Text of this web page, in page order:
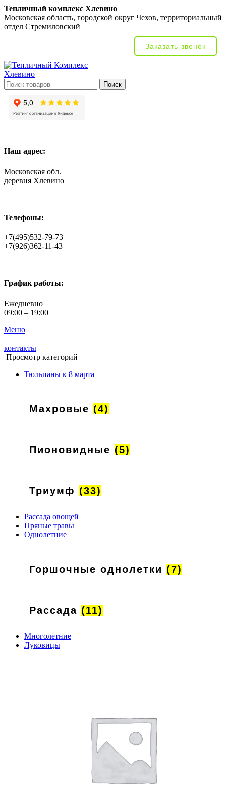
Тепличный комплекс Хлевино
Московская область, городской округ Чехов, территориальный
отдел Стремиловский
Заказать звонок
Поиск
Наш адрес:
Московская обл.
деревня Хлевино
Телефоны:
+7(495)532-79-73
+7(926)362-11-43
График работы:
Ежедневно
09:00 – 19:00
Меню
контакты
Просмотр категорий
Тюльпаны к 8 марта
Махровые (4)
Пионовидные (5)
Триумф (33)
Рассада овощей
Пряные травы
Однолетние
Горшочные однолетки (7)
Рассада (11)
Многолетние
Луковицы